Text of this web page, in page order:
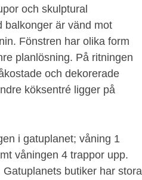
och skulptural
balkonger är vänd mot
Fönstren har olika form
planlösning. På ritningen
och dekorerade
köksentré ligger på
i gatuplanet; våning 1
våningen 4 trappor upp.
butiker har stora